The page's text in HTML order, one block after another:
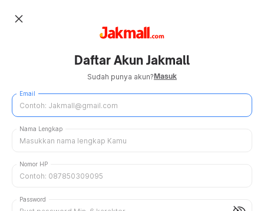
close
Daftar Akun Jakmall
Sudah punya akun?Masuk
Email
Nama Lengkap
Nomor HP
Password